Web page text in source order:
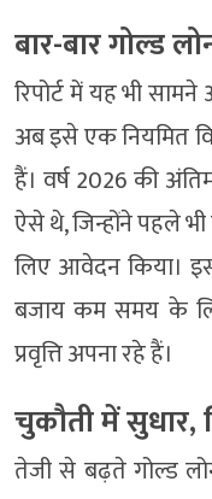
बार-बार गोल्ड
रिपोर्ट में यह भी
अब इसे एक नियमित
हैं। वर्ष 2026 की
ऐसे थे, जिन्होंने पहले
लिए आवेदन किया।
बजाय कम समय के
प्रवृत्ति अपना रहे हैं।
चुकौती में सुधार,
तेजी से बढ़ते गोल्ड